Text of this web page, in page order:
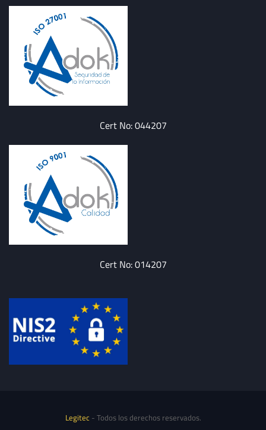
Cert No: 044207
Cert No: 014207
Legitec - Todos los derechos reservados.